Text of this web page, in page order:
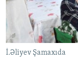
FOTOQALEREYA
İNFOQRAFIKA
KARIKATURA
OXU ZALI
AZƏRBAYCAN
İSLAM VƏ
HAQQIMIZDA
MISSIYAMIZ
PEŞƏ ETIKASI VƏ
BIZI IZLƏ
İ.Əliyev Şamaxıda